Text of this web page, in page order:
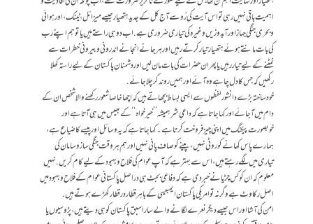
اہمیت باقی نہیں رہی تو اس آیت کی رُو سے آج کل کے جدید ہتھیار جیسے میزائل، ٹینک، اور ہوائی
و بحری جنگی جہاز اور آبدوزیں وغیرہ کی تیاری ضروری ہے. اب دو ہی راستے ہیں یا تو ہم اپنے رب
کی بات مانتے ہوئے ہتھیار تیار کرتے رہیں اور ہر جانے انجانے اندرونی و بیرونی خطرات سے
نمٹنے کے لیے تیار رہیں یا پھر ان حضرات کی بات مان لیں اور دشمنانِ پاکستان کے لیے راستہ کھلا
رکھیں کہ جس کا دل چاہے وہ آئے اور ہمیں روند کر چلا جائے.
خود ساختہ بڑے دانشور لفظوں سے ایسی بساط بچھاتے ہیں کہ اچھا خاصا شعور رکھنے والا شخص ان کے
دام میں آجائے اور کہا جاتا ہے کہ داعیِ شر ہمیشہ ’’خیرخواہ‘‘ کے بھیس میں ہی آتا ہے اور
خوبصورت پیکنگ میں اپنی چیز فروخت کرتا ہے۔ کہا جاتا ہے کہ یہ وسائل اور پیسے کا ضیاع ہے،
ہمارے پاس کھانے کو روٹی نہیں، پینے کو صاف پانی نہیں اور ہم ہر وقت جنگی سازوسامان کی
تیاری میں لگے رہتے ہیں، اس سے بہتر ہے کہ آپ عوام کی فلاح و بہبود کے لیے کام کریں. نہیں
معلوم کہ ان کو کس چڑیا نے خبر دی ہے کہ دفاعی بجٹ ہی دراصل پاکستانی عوام کے فلاح و بہبود میں
اصل رکاوٹ ہے وگرنہ تو امریکی پاکستان ایمبیسی کے باہر قطار در قطار کھڑے ہوتے ہیں.
امن کی آشا اور اس جیسے دیگر نعرے لگانے والے سارا سبق پاکستان کو ہی دیتے ہیں، پڑوسیوں یا